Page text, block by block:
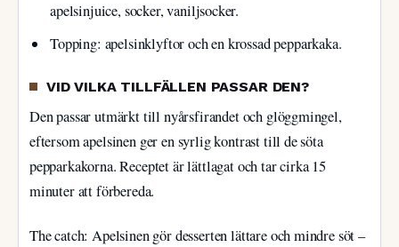
apelsinjuice, socker, vaniljsocker.
Topping: apelsinklyftor och en krossad pepparkaka.
VID VILKA TILLFÄLLEN PASSAR DEN?
Den passar utmärkt till nyårsfirandet och glöggmingel,
eftersom apelsinen ger en syrlig kontrast till de söta
pepparkakorna. Receptet är lättlagat och tar cirka 15
minuter att förbereda.
The catch: Apelsinen gör desserten lättare och mindre söt –